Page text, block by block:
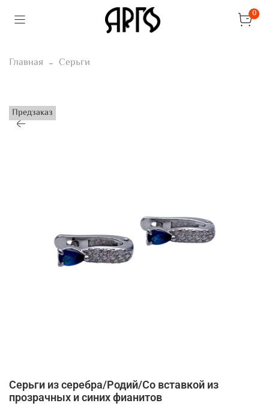
0
Главная Серьги
Предзаказ
Серьги из серебра/Родий/Со вставкой из
прозрачных и синих фианитов